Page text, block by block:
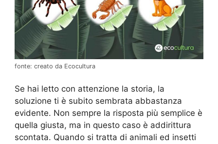
fonte: creato da Ecocultura
Se hai letto con attenzione la storia, la
soluzione ti è subito sembrata abbastanza
evidente. Non sempre la risposta più semplice è
quella giusta, ma in questo caso è addirittura
scontata. Quando si tratta di animali ed insetti